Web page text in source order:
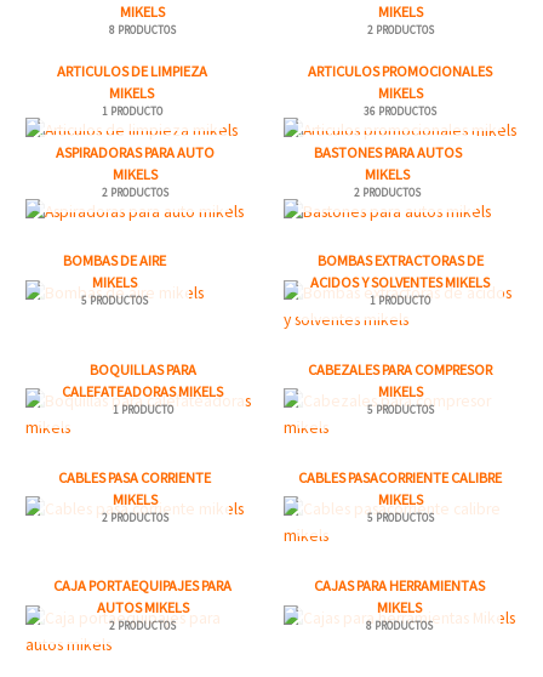
MIKELS
8 PRODUCTOS
MIKELS
2 PRODUCTOS
ARTICULOS DE LIMPIEZA
MIKELS
1 PRODUCTO
ARTICULOS PROMOCIONALES
MIKELS
36 PRODUCTOS
ASPIRADORAS PARA AUTO
MIKELS
2 PRODUCTOS
BASTONES PARA AUTOS
MIKELS
2 PRODUCTOS
BOMBAS DE AIRE
MIKELS
5 PRODUCTOS
BOMBAS EXTRACTORAS DE
ACIDOS Y SOLVENTES MIKELS
1 PRODUCTO
BOQUILLAS PARA
CALEFATEADORAS MIKELS
1 PRODUCTO
CABEZALES PARA COMPRESOR
MIKELS
5 PRODUCTOS
CABLES PASA CORRIENTE
MIKELS
2 PRODUCTOS
CABLES PASACORRIENTE CALIBRE
MIKELS
5 PRODUCTOS
CAJA PORTAEQUIPAJES PARA
AUTOS MIKELS
2 PRODUCTOS
CAJAS PARA HERRAMIENTAS
MIKELS
8 PRODUCTOS